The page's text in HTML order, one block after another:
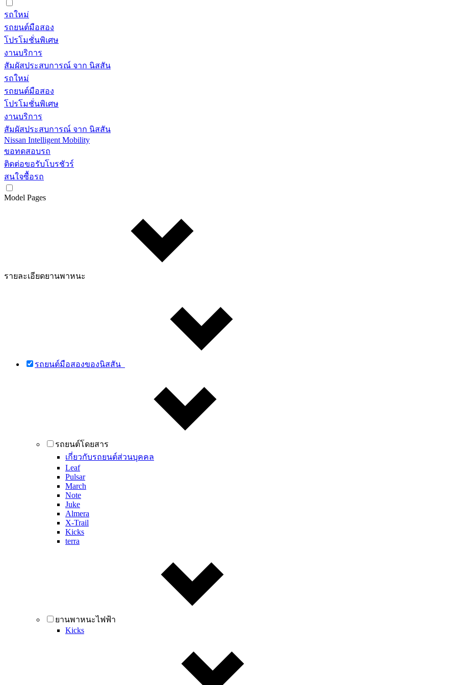
รถใหม่
รถยนต์มือสอง
โปรโมชั่นพิเศษ
งานบริการ
สัมผัสประสบการณ์ จาก นิสสัน
รถใหม่
รถยนต์มือสอง
โปรโมชั่นพิเศษ
งานบริการ
สัมผัสประสบการณ์ จาก นิสสัน
Nissan Intelligent Mobility
ขอทดสอบรถ
ติดต่อขอรับโบรชัวร์
สนใจซื้อรถ
Model Pages
รายละเอียดยานพาหนะ
รถยนต์มือสองของนิสสัน
รถยนต์โดยสาร
เกี่ยวกับรถยนต์ส่วนบุคคล
Leaf
Pulsar
March
Note
Juke
Almera
X-Trail
Kicks
terra
ยานพาหนะไฟฟ้า
Kicks